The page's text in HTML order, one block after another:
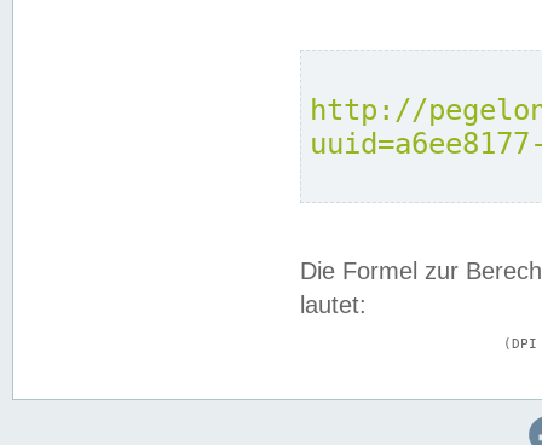
http://
Die Formel zur
lautet: